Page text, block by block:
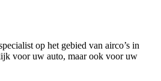
op het gebied van airco’s in
voor uw auto, maar ook voor uw